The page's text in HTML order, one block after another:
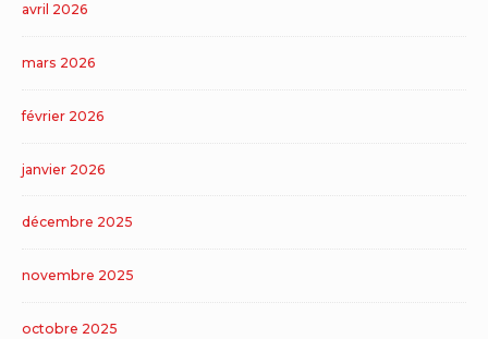
avril 2026
mars 2026
février 2026
janvier 2026
décembre 2025
novembre 2025
octobre 2025